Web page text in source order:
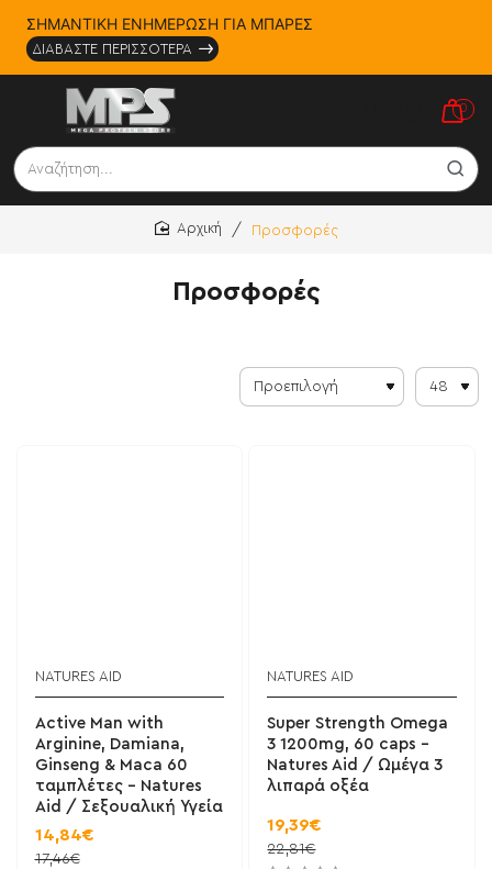
ΣΗΜΑΝΤΙΚΗ ΕΝΗΜΕΡΩΣΗ ΓΙΑ ΜΠΑΡΕΣ
ΔΙΑΒΑΣΤΕ ΠΕΡΙΣΣΟΤΕΡΑ
0
Αναζήτηση...
Προσφορές
Προσφορές
NATURES AID
Active Man with
Arginine, Damiana,
Ginseng & Maca 60
ταμπλέτες - Natures
Aid / Σεξουαλική Υγεία
14,84€
17,46€
NATURES AID
Super Strength Omega
3 1200mg, 60 caps -
Natures Aid / Ωμέγα 3
λιπαρά οξέα
19,39€
22,81€